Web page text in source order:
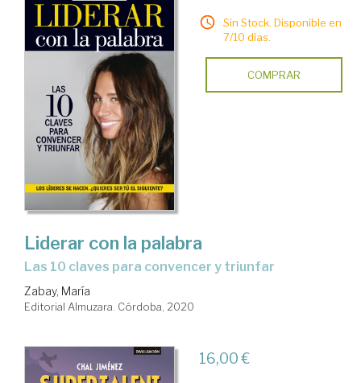
Sin Stock. Disponible en
7/10 días.
COMPRAR
Liderar con la palabra
las 10 claves para convencer y triunfar
Zabay, María
Editorial Almuzara. Córdoba, 2020
16,00 €